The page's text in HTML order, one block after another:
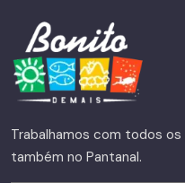
Trabalhamos com todos
também no Pantanal.